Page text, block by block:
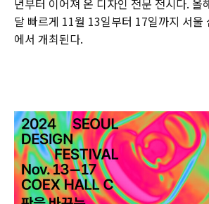
년부터 이어져 온 디자인 전문 전시다. 올
달 빠르게 11월 13일부터 17일까지 서울
에서 개최된다.